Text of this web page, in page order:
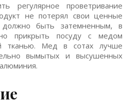
регулярное проветривание
не потерял свои ценные
должно быть затемненным, в
прикрыть посуду с медом
тканью. Мед в сотах лучше
вымытых и высушенных